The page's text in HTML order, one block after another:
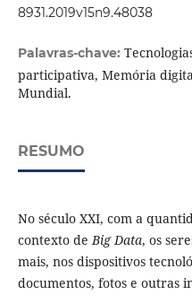
8931.2019v15n9.48038
Palavras-chave:
participativa, Memória
Mundial.
RESUMO
No século XXI, com a
contexto deBig Data, os
mais, nos dispositivos
documentos, fotos e outras